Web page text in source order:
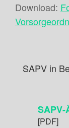
Download:
SAPV in
[PDF]